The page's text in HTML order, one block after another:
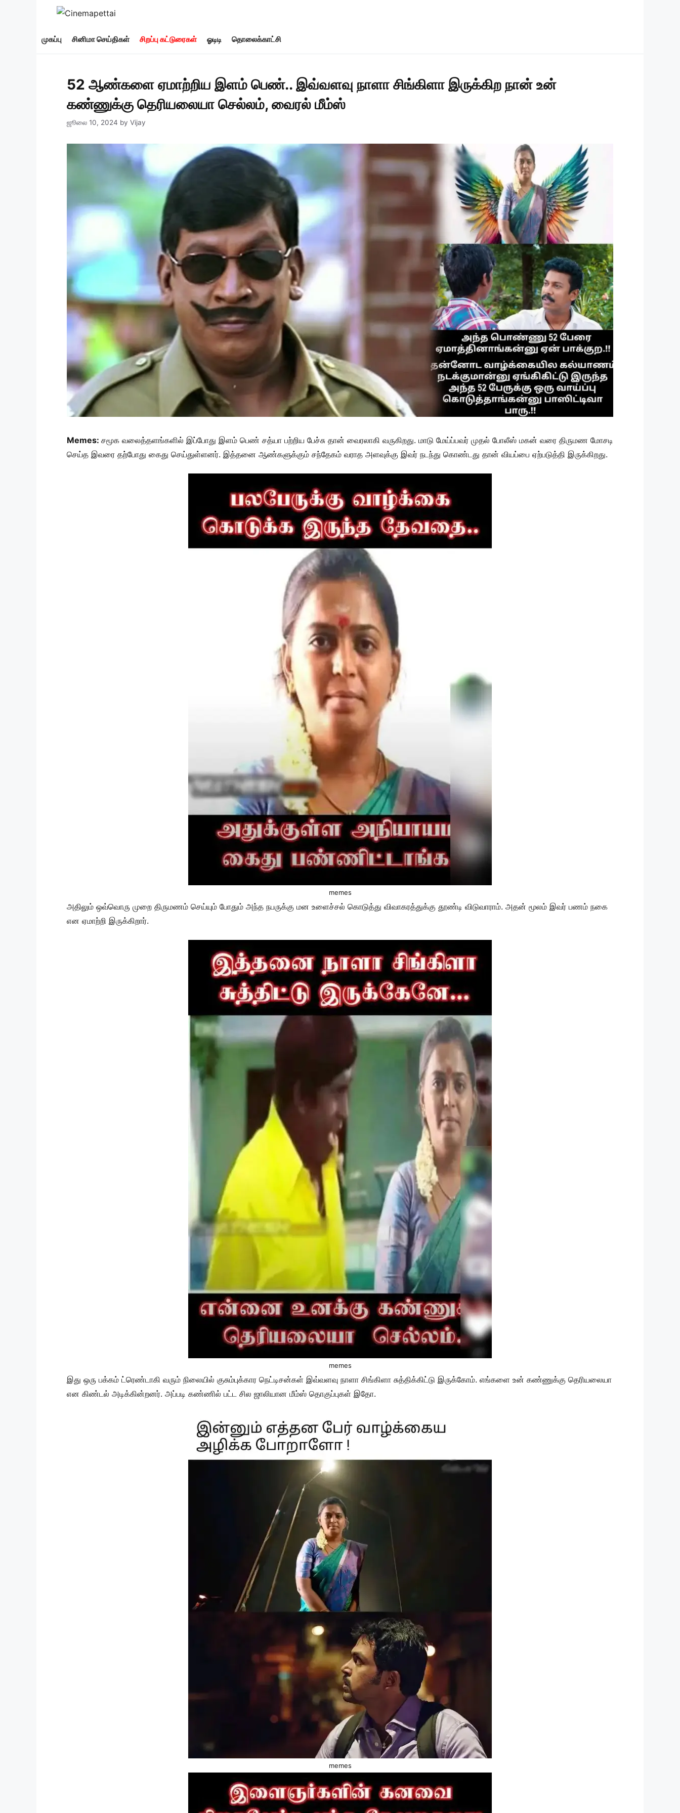
முகப்பு சினிமா செய்திகள் சிறப்பு கட்டுரைகள் ஓடிடி தொலைக்காட்சி
52 ஆண்களை ஏமாற்றிய இளம் பெண்.. இவ்வளவு நாளா சிங்கிளா இருக்கிற நான் உன்
கண்ணுக்கு தெரியலையா செல்லம், வைரல் மீம்ஸ்
ஜூலை 10, 2024 by Vijay
Memes: சமூக வலைத்தளங்களில் இப்போது இளம் பெண் சத்யா பற்றிய பேச்சு தான் வைரலாகி வருகிறது. மாடு மேய்ப்பவர் முதல் போலீஸ் மகன் வரை திருமண மோசடி
செய்த இவரை தற்போது கைது செய்துள்ளனர். இத்தனை ஆண்களுக்கும் சந்தேகம் வராத அளவுக்கு இவர் நடந்து கொண்டது தான் வியப்பை ஏற்படுத்தி இருக்கிறது.
memes
அதிலும் ஒவ்வொரு முறை திருமணம் செய்யும் போதும் அந்த நபருக்கு மன உளைச்சல் கொடுத்து விவாகரத்துக்கு தூண்டி விடுவாராம். அதன் மூலம் இவர் பணம் நகை
என ஏமாற்றி இருக்கிறார்.
memes
இது ஒரு பக்கம் ட்ரெண்டாகி வரும் நிலையில் குசும்புக்கார நெட்டிசன்கள் இவ்வளவு நாளா சிங்கிளா சுத்திக்கிட்டு இருக்கோம். எங்களை உன் கண்ணுக்கு தெரியலையா
என கிண்டல் அடிக்கின்றனர். அப்படி கண்ணில் பட்ட சில ஜாலியான மீம்ஸ் தொகுப்புகள் இதோ.
memes